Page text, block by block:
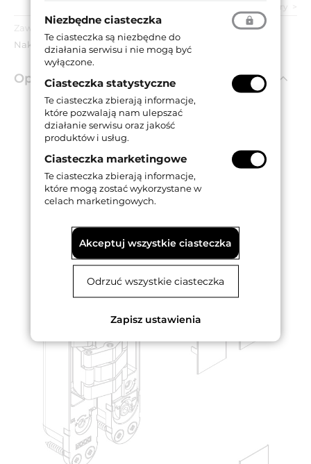
zobacz wszystkie parametry
Zawartość opakowania:
Nakładka.
Opis produktu
Nakładka na zawias K7200.
Montowana na wcisk.
Dostępna w wykończeniu chromowanym matowym.
Niezbędne ciasteczka
Te ciasteczka są niezbędne do
działania serwisu i nie mogą być
wyłączone.
Ciasteczka statystyczne
Te ciasteczka zbierają informacje,
które pozwalają nam ulepszać
działanie serwisu oraz jakość
produktów i usług.
Ciasteczka marketingowe
Te ciasteczka zbierają informacje,
które mogą zostać wykorzystane w
celach marketingowych.
Akceptuj wszystkie ciasteczka
Odrzuć wszystkie ciasteczka
Zapisz ustawienia